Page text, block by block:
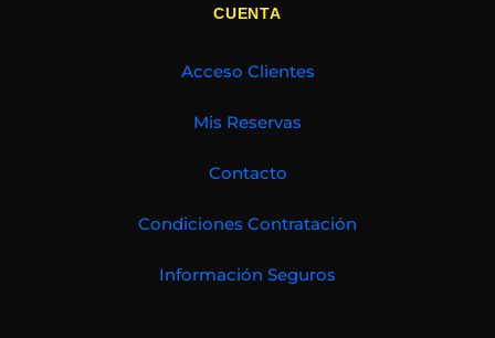
CUENTA
Acceso Clientes
Mis Reservas
Contacto
Condiciones Contratación
Información Seguros